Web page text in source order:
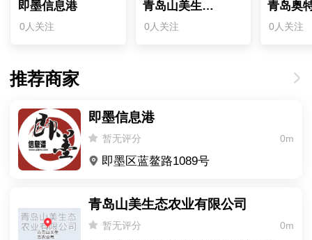
即墨信息港
0人关注
青岛山美生态农业有限公司
0人关注 0人关注
推荐商家
即墨信息港
暂无评分 0m
即墨区蓝鳌路1089号
青岛山美生态农业有限公司
暂无评分 0m